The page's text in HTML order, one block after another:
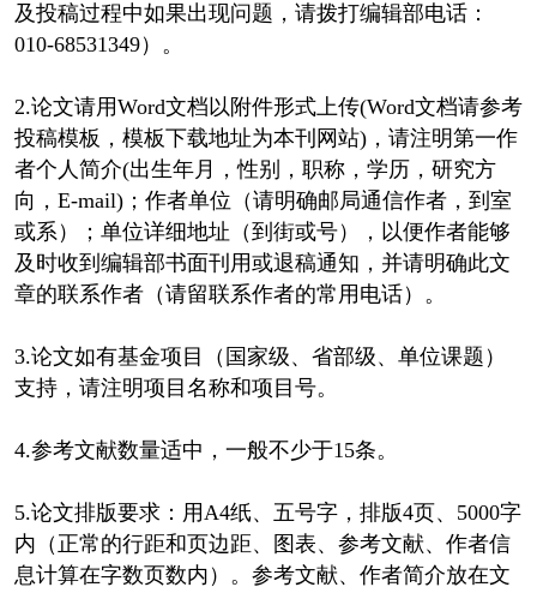
及投稿过程中如果出现问题，请拨打编辑部电话：
010-68531349）。
2.论文请用Word文档以附件形式上传(Word文档请参考
投稿模板，模板下载地址为本刊网站)，请注明第一作
者个人简介(出生年月，性别，职称，学历，研究方
向，E-mail)；作者单位（请明确邮局通信作者，到室
或系）；单位详细地址（到街或号），以便作者能够
及时收到编辑部书面刊用或退稿通知，并请明确此文
章的联系作者（请留联系作者的常用电话）。
3.论文如有基金项目（国家级、省部级、单位课题）
支持，请注明项目名称和项目号。
4.参考文献数量适中，一般不少于15条。
5.论文排版要求：用A4纸、五号字，排版4页、5000字
内（正常的行距和页边距、图表、参考文献、作者信
息计算在字数页数内）。参考文献、作者简介放在文